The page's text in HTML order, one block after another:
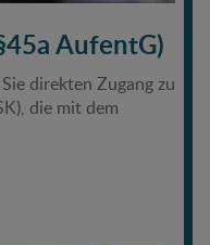
AufentG)
direkten Zugang zu
die mit dem